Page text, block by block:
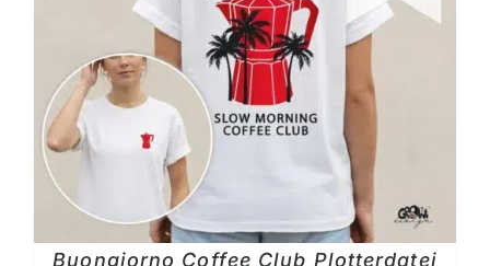
Buongiorno Coffee Club Plotterdatei